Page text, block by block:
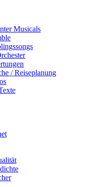
Musicals
/ Reiseplanung